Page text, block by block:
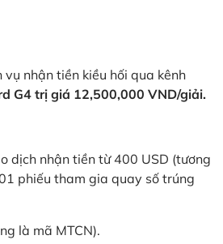
nhận tiền kiều hối qua kênh
G4 trị giá 12,500,000 VND/giải.
dịch nhận tiền từ 400 USD (tương
phiếu tham gia quay số trúng
là mã MTCN).